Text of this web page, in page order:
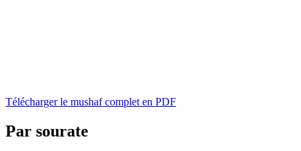
Télécharger le mushaf complet en PDF
Par sourate